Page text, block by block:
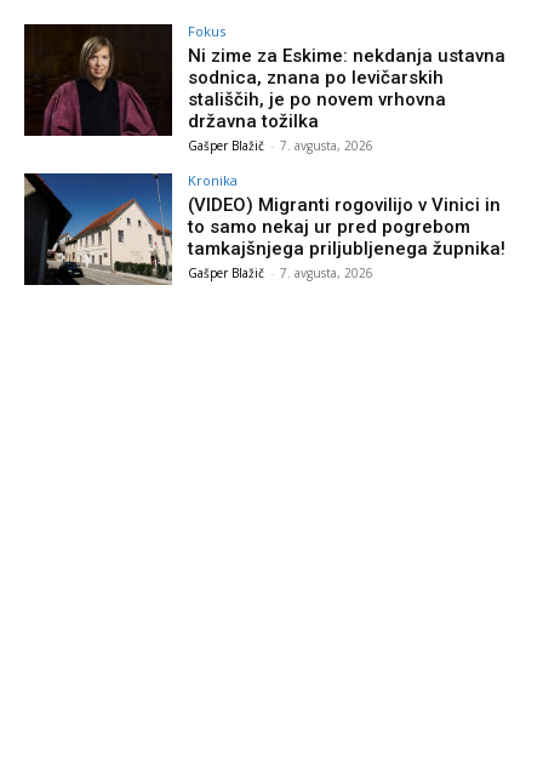
Fokus
Ni zime za Eskime: nekdanja ustavna
sodnica, znana po levičarskih
stališčih, je po novem vrhovna
državna tožilka
Gašper Blažič - 7. avgusta, 2026
Kronika
(VIDEO) Migranti rogovilijo v Vinici in
to samo nekaj ur pred pogrebom
tamkajšnjega priljubljenega župnika!
Gašper Blažič - 7. avgusta, 2026